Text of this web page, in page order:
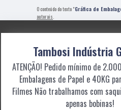
O conteúdo do texto "Gráfica de
autorais
Tambosi Indústria
ATENÇÃO! Pedido mínimo de
Embalagens de Papel e 40KG
Filmes Não trabalhamos com
apenas bobinas!